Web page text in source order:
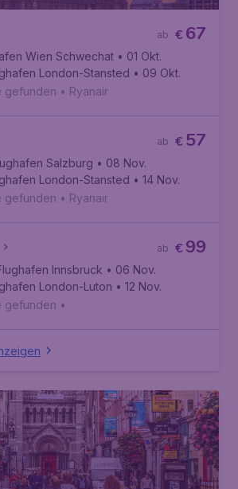
€67
ab
Wien Schwechat • 01 Okt.
London-Stansted • 09 Okt.
gefunden • Ryanair
€57
ab
Salzburg • 08 Nov.
London-Stansted • 14 Nov.
gefunden • Ryanair
€99
ab
Innsbruck • 06 Nov.
London-Luton • 12 Nov.
gefunden •